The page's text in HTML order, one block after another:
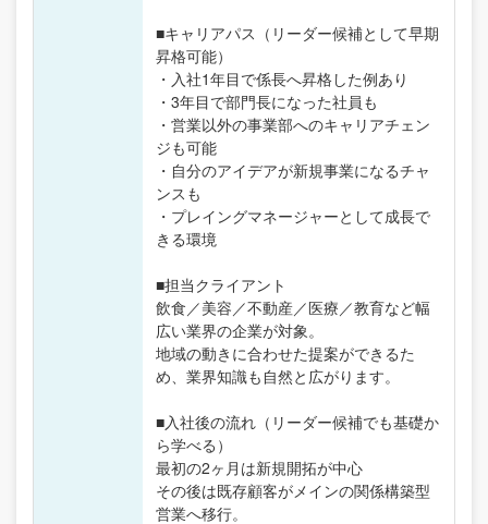
■キャリアパス（リーダー候補として早期
昇格可能）
・入社1年目で係長へ昇格した例あり
・3年目で部門長になった社員も
・営業以外の事業部へのキャリアチェン
ジも可能
・自分のアイデアが新規事業になるチャ
ンスも
・プレイングマネージャーとして成長で
きる環境
■担当クライアント
飲食／美容／不動産／医療／教育など幅
広い業界の企業が対象。
地域の動きに合わせた提案ができるた
め、業界知識も自然と広がります。
■入社後の流れ（リーダー候補でも基礎か
ら学べる）
最初の2ヶ月は新規開拓が中心
その後は既存顧客がメインの関係構築型
営業へ移行。